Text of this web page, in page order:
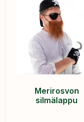
Merirosvon
silmälappu